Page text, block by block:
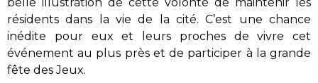
résidents dans la vie de la cité. C’est une chance
inédite pour eux et leurs proches de vivre cet
événement au plus près et de participer à la grande
fête des Jeux.